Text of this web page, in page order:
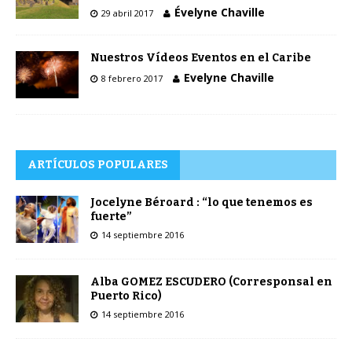
29 abril 2017 Évelyne Chaville
Nuestros Vídeos Eventos en el Caribe
8 febrero 2017 Evelyne Chaville
ARTÍCULOS POPULARES
Jocelyne Béroard : “lo que tenemos es
fuerte”
14 septiembre 2016
Alba GOMEZ ESCUDERO (Corresponsal en
Puerto Rico)
14 septiembre 2016